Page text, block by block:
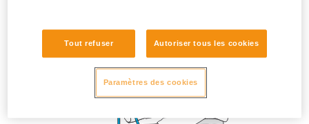
Tout refuser Autoriser tous les cookies
Paramètres des cookies